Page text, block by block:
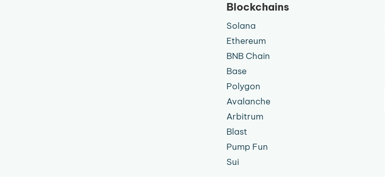
Blockchains
Solana
Ethereum
BNB Chain
Base
Polygon
Avalanche
Arbitrum
Blast
Pump Fun
Sui